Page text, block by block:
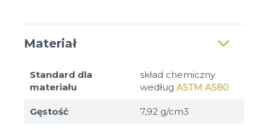
Materiał
Standard dla
materiału
skład chemiczny
według ASTM A580
Gęstość 7,92 g/cm3